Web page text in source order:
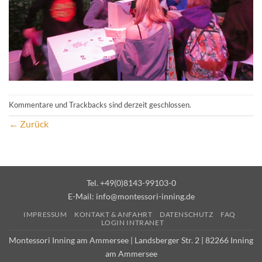
Kommentare und Trackbacks sind derzeit geschlossen.
← Zurück
Tel. +49(0)8143-99103-0
E-Mail: info@montessori-inning.de
IMPRESSUM KONTAKT & ANFAHRT DATENSCHUTZ
FAQ
LOGIN INTRANET
Montessori Inning am Ammersee | Landsberger Str. 2 | 82266 Inning
am Ammersee